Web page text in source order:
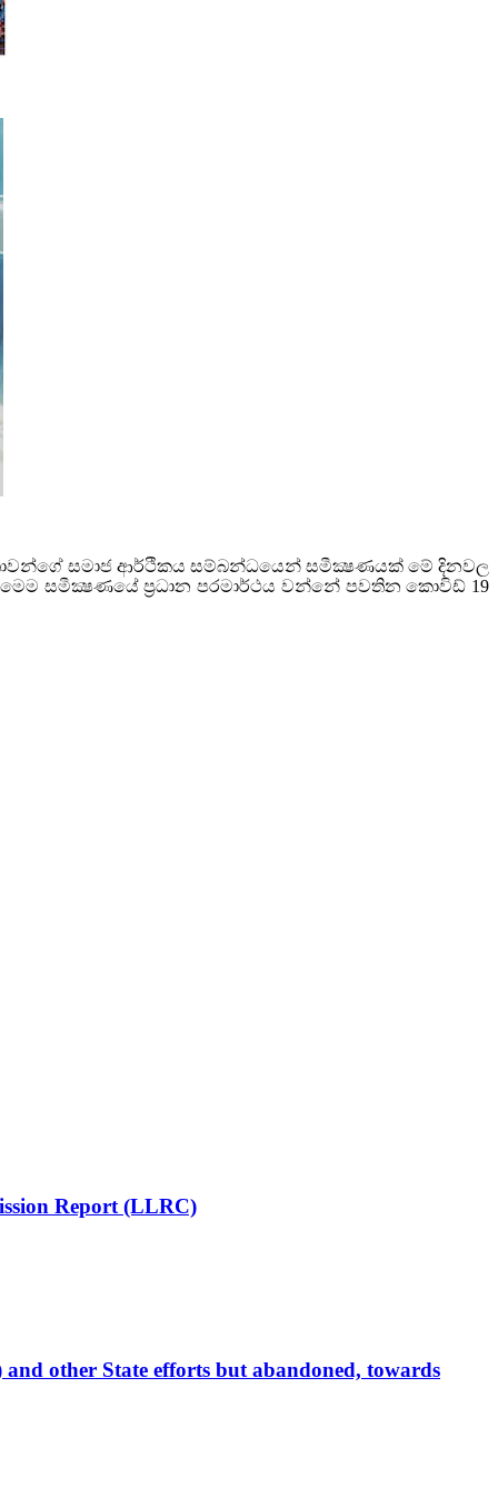
සමාජ ආර්ථිකය සම්බන්ධයෙන් සමීක්‍ෂණයක් මේ දිනවල
සමීක්‍ෂණයේ ප්‍රධාන පරමාර්ථය වන්නේ පවතින කොවිඩ් 19
Report (LLRC)
other State efforts but abandoned, towards